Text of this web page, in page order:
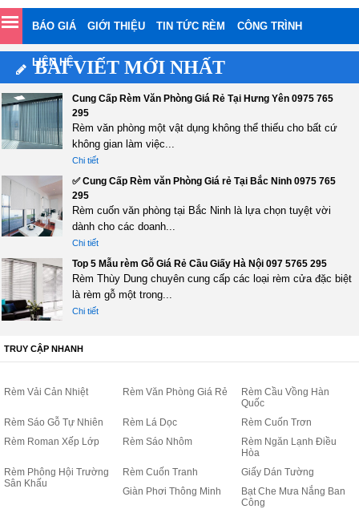
BÁO GIÁ GIỚI THIỆU TIN TỨC RÈM CÔNG TRÌNH
LIÊN HỆ
BÀI VIẾT MỚI NHẤT
Cung Cấp Rèm Văn Phòng Giá Rẻ Tại Hưng Yên 0975 765
295
Rèm văn phòng một vật dụng không thể thiếu cho bất cứ
không gian làm việc...
Chi tiết
✅ Cung Cấp Rèm văn Phòng Giá rẻ Tại Bắc Ninh 0975 765
295
Rèm cuốn văn phòng tại Bắc Ninh là lựa chọn tuyệt vời
dành cho các doanh...
Chi tiết
Top 5 Mẫu rèm Gỗ Giá Rẻ Cầu Giấy Hà Nội 097 5765 295
Rèm Thùy Dung chuyên cung cấp các loại rèm cửa đặc biệt
là rèm gỗ một trong...
Chi tiết
TRUY CẬP NHANH
Rèm Vải Cản Nhiệt Rèm Văn Phòng Giá Rẻ
Rèm Cầu Vồng Hàn
Quốc
Rèm Sáo Gỗ Tự Nhiên
Rèm Lá Dọc
Rèm Cuốn Trơn
Rèm Roman Xếp Lớp
Rèm Sáo Nhôm
Rèm Ngăn Lạnh Điều
Hòa
Rèm Phông Hội Trường
Sân Khấu
Rèm Cuốn Tranh
Giấy Dán Tường
Giàn Phơi Thông Minh
Bạt Che Mưa Nắng Ban
Công